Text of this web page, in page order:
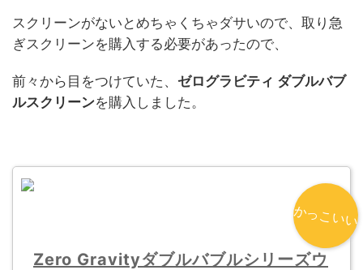
スクリーンがないとめちゃくちゃダサいので、取り急
ぎスクリーンを購入する必要があったので、
前々から目をつけていた、 ゼログラビティ ダブルバブ
ルスクリーンを購入しました。
Zero Gravityダブルバブルシリーズウ
かっこいい